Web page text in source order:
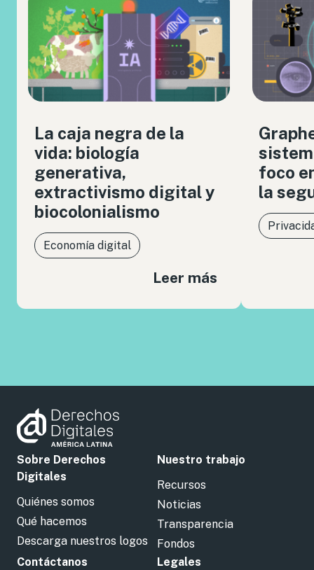
La caja negra de la
vida: biología
generativa,
extractivismo digital y
biocolonialismo
Economía digital
Leer más
foco
la
Sobre Derechos
Digitales
Quiénes somos
Qué hacemos
Descarga nuestros logos
Nuestro trabajo
Recursos
Noticias
Transparencia
Fondos
Contáctanos
Legales